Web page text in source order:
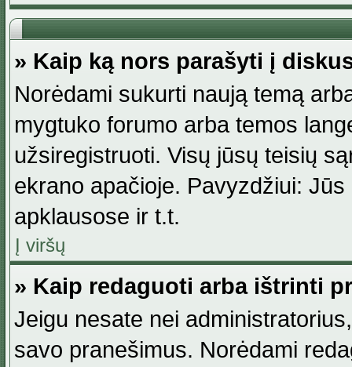
» Kaip ką nors parašyti į
Norėdami sukurti naują temą
mygtuko forumo arba temos
užsiregistruoti. Visų jūsų teisių
ekrano apačioje. Pavyzdžiui:
apklausose ir t.t.
Į viršų
» Kaip redaguoti arba ištrinti
Jeigu nesate nei
savo pranešimus. Norėdami